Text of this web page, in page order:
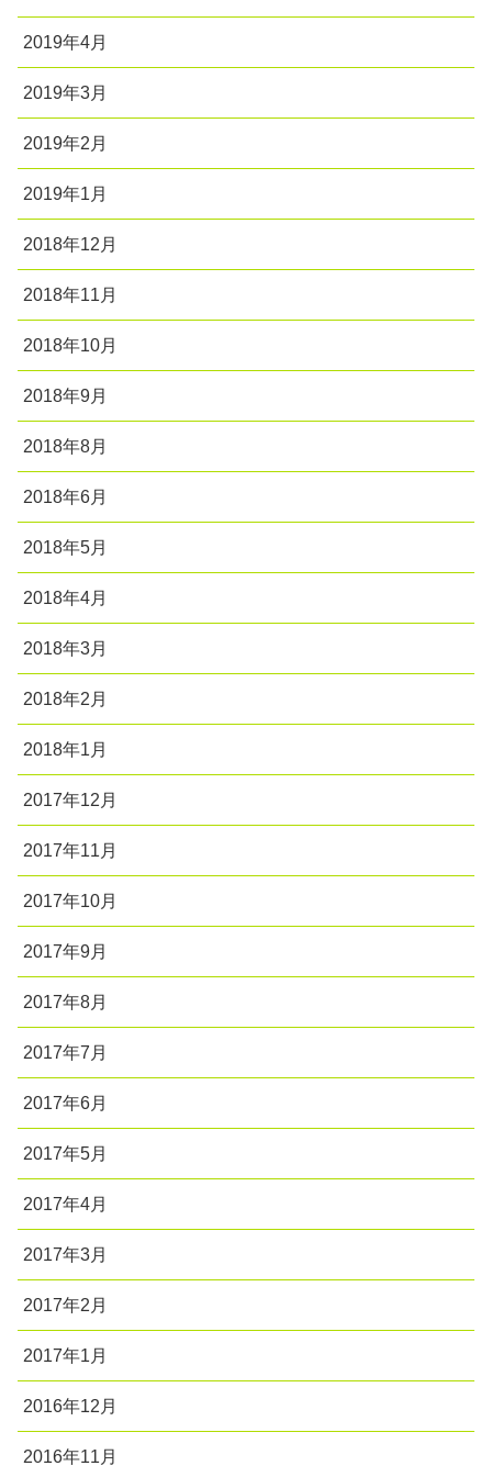
2019年4月
2019年3月
2019年2月
2019年1月
2018年12月
2018年11月
2018年10月
2018年9月
2018年8月
2018年6月
2018年5月
2018年4月
2018年3月
2018年2月
2018年1月
2017年12月
2017年11月
2017年10月
2017年9月
2017年8月
2017年7月
2017年6月
2017年5月
2017年4月
2017年3月
2017年2月
2017年1月
2016年12月
2016年11月